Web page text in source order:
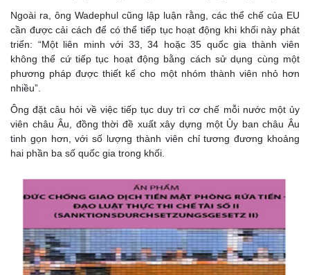
Ngoài ra, ông Wadephul cũng lập luận rằng, các thể chế của EU
cần được cải cách để có thể tiếp tục hoạt động khi khối này phát
triển: “Một liên minh với 33, 34 hoặc 35 quốc gia thành viên
không thể cứ tiếp tục hoạt động bằng cách sử dụng cùng một
phương pháp được thiết kế cho một nhóm thành viên nhỏ hơn
nhiều”.
Ông đặt câu hỏi về việc tiếp tục duy trì cơ chế mỗi nước một ủy
viên châu Âu, đồng thời đề xuất xây dựng một Ủy ban châu Âu
tinh gọn hơn, với số lượng thành viên chỉ tương đương khoảng
hai phần ba số quốc gia trong khối.